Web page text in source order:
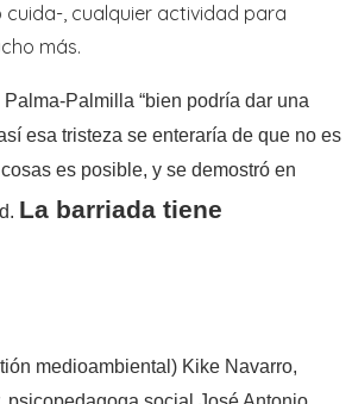
, cualquier actividad para
más.
Palmilla “bien podría dar una
esa tristeza se enteraría de que no es
es posible, y se demostró en
La barriada tiene
medioambiental) Kike Navarro,